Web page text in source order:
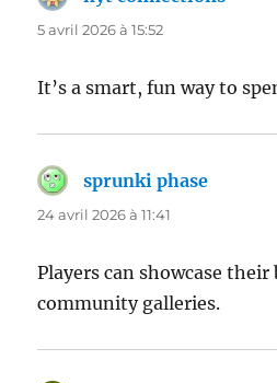
5 avril 2026 à 15:52
It’s a smart, fun way to
sprunki phase
24 avril 2026 à 11:41
Players can showcase
community galleries.